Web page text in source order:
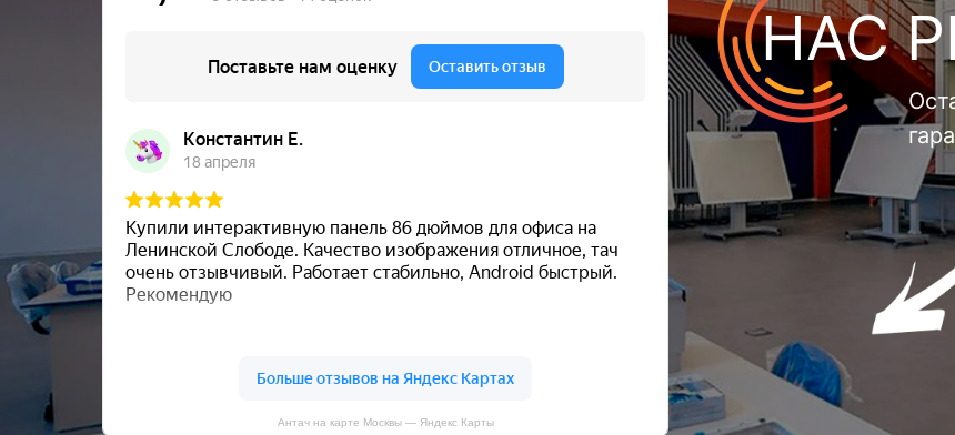
Антач на карте Москвы — Яндекс Карты
НАС